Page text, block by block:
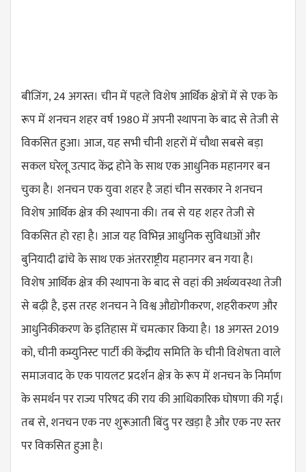
बीजिंग, 24 अगस्त। चीन में पहले विशेष आर्थिक क्षेत्रों में से एक के
रूप में शनचन शहर वर्ष 1980 में अपनी स्थापना के बाद से तेजी से
विकसित हुआ। आज, यह सभी चीनी शहरों में चौथा सबसे बड़ा
सकल घरेलू उत्पाद केंद्र होने के साथ एक आधुनिक महानगर बन
चुका है। शनचन एक युवा शहर है जहां चीन सरकार ने शनचन
विशेष आर्थिक क्षेत्र की स्थापना की। तब से यह शहर तेजी से
विकसित हो रहा है। आज यह विभिन्न आधुनिक सुविधाओं और
बुनियादी ढांचे के साथ एक अंतरराष्ट्रीय महानगर बन गया है।
विशेष आर्थिक क्षेत्र की स्थापना के बाद से वहां की अर्थव्यवस्था तेजी
से बढ़ी है, इस तरह शनचन ने विश्व औद्योगीकरण, शहरीकरण और
आधुनिकीकरण के इतिहास में चमत्कार किया है। 18 अगस्त 2019
को, चीनी कम्युनिस्ट पार्टी की केंद्रीय समिति के चीनी विशेषता वाले
समाजवाद के एक पायलट प्रदर्शन क्षेत्र के रूप में शनचन के निर्माण
के समर्थन पर राज्य परिषद की राय की आधिकारिक घोषणा की गई।
तब से, शनचन एक नए शुरूआती बिंदु पर खड़ा है और एक नए स्तर
पर विकसित हुआ है।